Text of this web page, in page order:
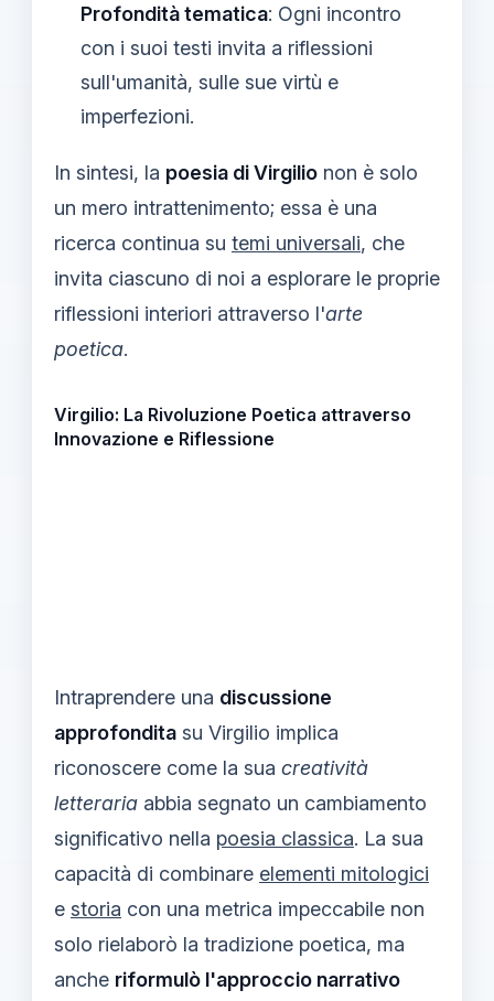
Profondità tematica: Ogni incontro
con i suoi testi invita a riflessioni
sull'umanità, sulle sue virtù e
imperfezioni.
In sintesi, la poesia di Virgilio non è solo
un mero intrattenimento; essa è una
ricerca continua su temi universali, che
invita ciascuno di noi a esplorare le proprie
riflessioni interiori attraverso l'arte
poetica.
Virgilio: La Rivoluzione Poetica attraverso
Innovazione e Riflessione
Intraprendere una discussione
approfondita su Virgilio implica
riconoscere come la sua creatività
letteraria abbia segnato un cambiamento
significativo nella poesia classica. La sua
capacità di combinare elementi mitologici
e storia con una metrica impeccabile non
solo rielaborò la tradizione poetica, ma
anche riformulò l'approccio narrativo